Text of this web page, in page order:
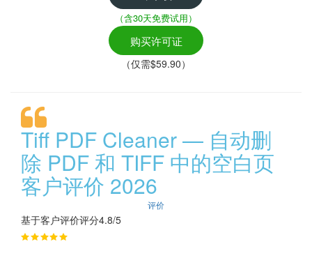
（含30天免费试用）
购买许可证
（仅需$59.90）
Tiff PDF Cleaner — 自动删
除 PDF 和 TIFF 中的空白页
客户评价 2026
评价
基于客户评价评分4.8/5